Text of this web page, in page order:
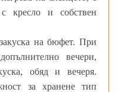
кресло и собствен
на бюфет. При
вечери,
обяд и вечеря.
за хранене тип